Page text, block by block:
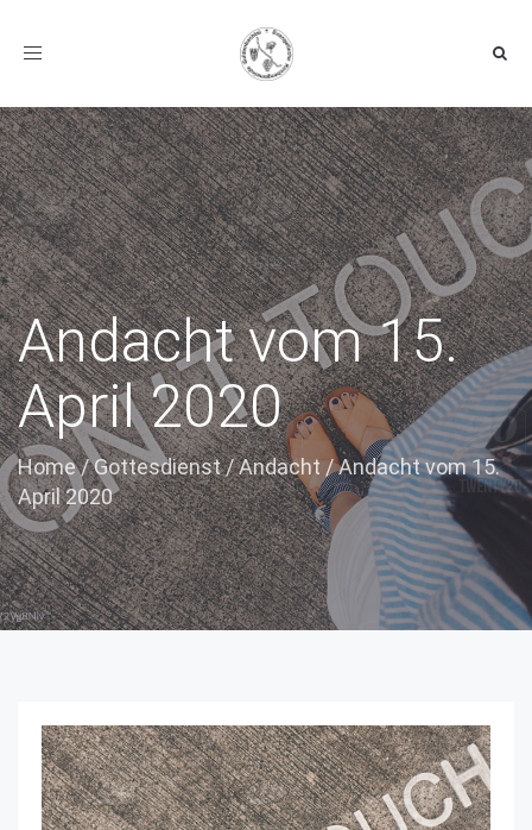
Toggle navigation
Andacht vom 15.
April 2020
Home/Gottesdienst/Andacht/Andacht vom 15.
April 2020